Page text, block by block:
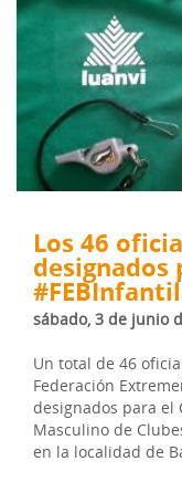
Los 46
designados
sábado, 3 de junio
Un total de 46
Federación
designados para el
Masculino de
en la localidad de